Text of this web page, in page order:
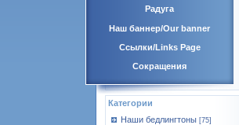
Радуга
Наш баннер/Our banner
Ссылки/Links Page
Сокращения
Категории
Наши бедлингтоны [75]